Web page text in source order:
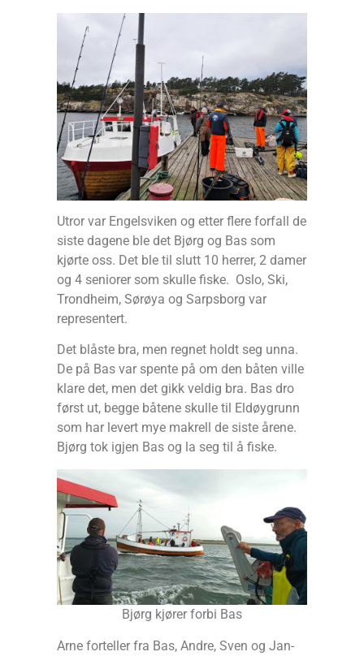
Utror var Engelsviken og etter flere forfall de
siste dagene ble det Bjørg og Bas som
kjørte oss. Det ble til slutt 10 herrer, 2 damer
og 4 seniorer som skulle fiske. Oslo, Ski,
Trondheim, Sørøya og Sarpsborg var
representert.
Det blåste bra, men regnet holdt seg unna.
De på Bas var spente på om den båten ville
klare det, men det gikk veldig bra. Bas dro
først ut, begge båtene skulle til Eldøygrunn
som har levert mye makrell de siste årene.
Bjørg tok igjen Bas og la seg til å fiske.
Bjørg kjører forbi Bas
Arne forteller fra Bas, Andre, Sven og Jan-